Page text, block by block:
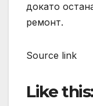
докато
ремонт.
Source link
Like this: